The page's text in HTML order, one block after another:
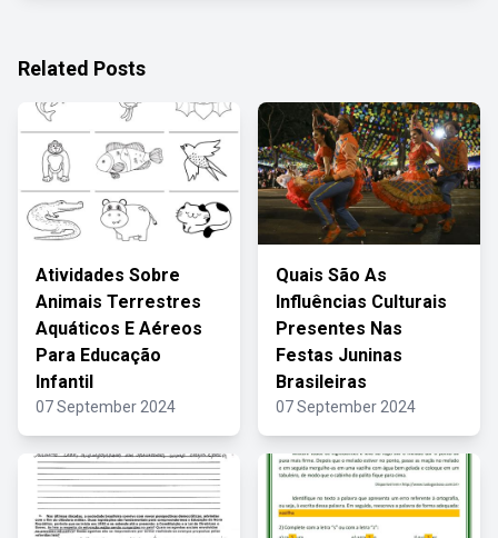
Related Posts
Atividades Sobre
Animais Terrestres
Aquáticos E Aéreos
Para Educação
Infantil
07 September 2024
Quais São As
Influências Culturais
Presentes Nas
Festas Juninas
Brasileiras
07 September 2024